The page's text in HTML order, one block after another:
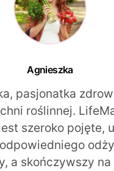
Agnieszka
pasjonatka
roślinnej.
szeroko pojęte,
a skończywszy